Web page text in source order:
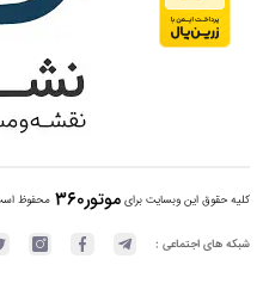
کلیه حقوق این وبسایت برای موتور360 محفوظ
شبکه های اجتماعی :